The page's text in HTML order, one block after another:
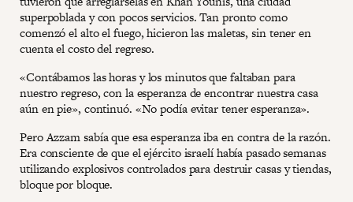
superpoblada y con pocos servicios. Tan pronto como
comenzó el alto el fuego, hicieron las maletas, sin tener en
cuenta el costo del regreso.
«Contábamos las horas y los minutos que faltaban para
nuestro regreso, con la esperanza de encontrar nuestra casa
aún en pie», continuó. «No podía evitar tener esperanza».
Pero Azzam sabía que esa esperanza iba en contra de la razón.
Era consciente de que el ejército israelí había pasado semanas
utilizando explosivos controlados para destruir casas y tiendas,
bloque por bloque.